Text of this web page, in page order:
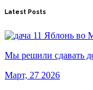
Latest Posts
Мы решили сдавать
Март, 27 2026